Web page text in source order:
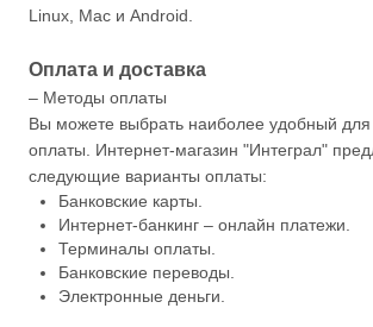
Linux, Mac и Android.
Оплата и доставка
– Методы оплаты
Вы можете выбрать наиболее удобный
оплаты. Интернет-магазин "Интеграл"
следующие варианты оплаты:
Банковские карты.
Интернет-банкинг – онлайн платежи.
Терминалы оплаты.
Банковские переводы.
Электронные деньги.